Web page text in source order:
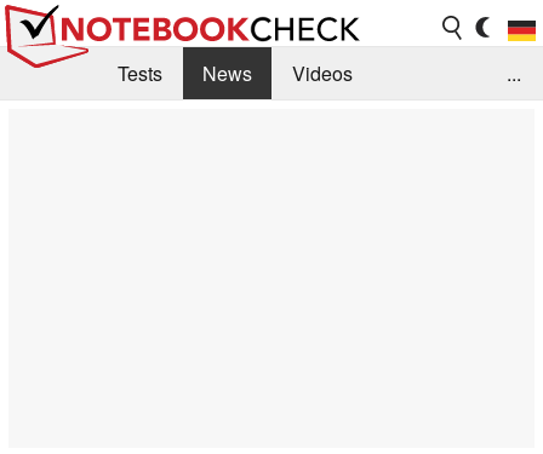
Tests News
Videos
...